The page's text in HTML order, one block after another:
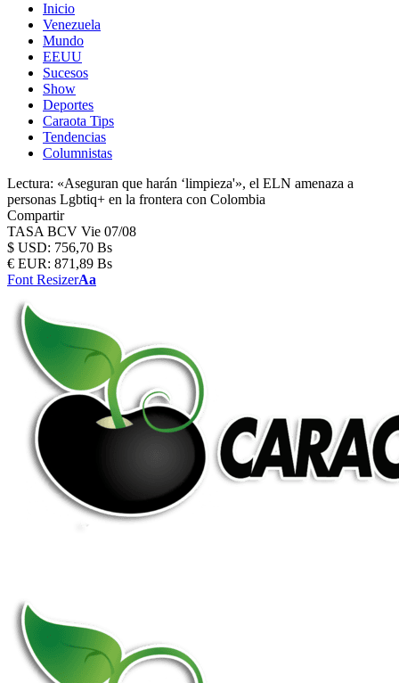
Inicio
Venezuela
Mundo
EEUU
Sucesos
Show
Deportes
Caraota Tips
Tendencias
Columnistas
Lectura: «Aseguran que harán ‘limpieza'», el ELN amenaza a
personas Lgbtiq+ en la frontera con Colombia
Compartir
TASA BCV Vie 07/08
$ USD: 756,70 Bs
€ EUR: 871,89 Bs
Font ResizerAa